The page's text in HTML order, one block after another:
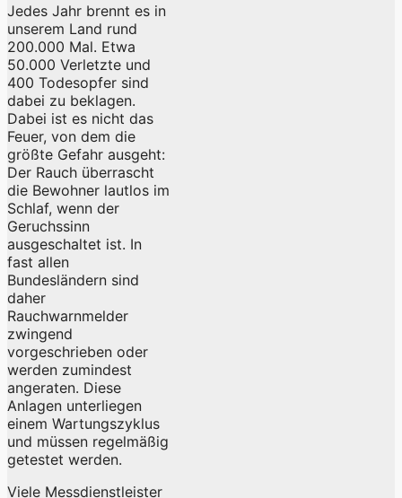
Jedes Jahr brennt es in
unserem Land rund
200.000 Mal. Etwa
50.000 Verletzte und
400 Todesopfer sind
dabei zu beklagen.
Dabei ist es nicht das
Feuer, von dem die
größte Gefahr ausgeht:
Der Rauch überrascht
die Bewohner lautlos im
Schlaf, wenn der
Geruchssinn
ausgeschaltet ist. In
fast allen
Bundesländern sind
daher
Rauchwarnmelder
zwingend
vorgeschrieben oder
werden zumindest
angeraten. Diese
Anlagen unterliegen
einem Wartungszyklus
und müssen regelmäßig
getestet werden.
Viele Messdienstleister